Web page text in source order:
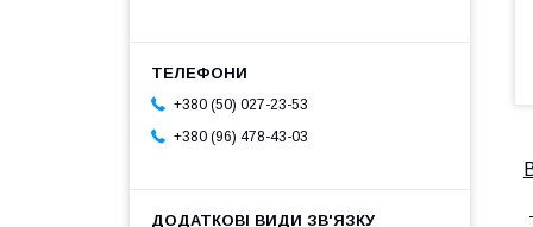
+380 (50) 027-23-53
+380 (96) 478-43-03